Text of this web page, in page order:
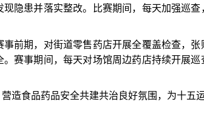
隐患并落实整改。比赛期间，每天加强巡
事前期，对街道零售药店开展全覆盖检查，
赛事期间，每天对场馆周边药店持续开展
造食品药品安全共建共治良好氛围，为十五